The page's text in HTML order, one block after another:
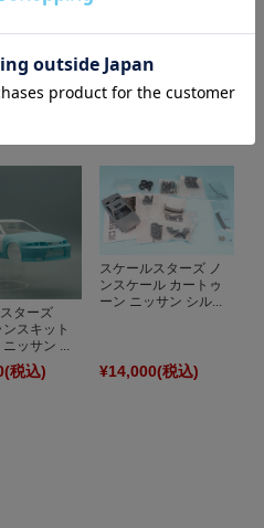
ターズ
ンスキット
クス ニッ...
パンデム ニッサン 1...
ターズ
スキット
ッサン ...
(税込)
スケールスターズ ノ
ンスケール カートゥ
ーン ニッサン シル...
¥14,000(税込)